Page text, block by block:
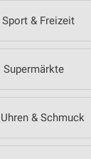
Sport & Freizeit
Supermärkte
Uhren & Schmuck